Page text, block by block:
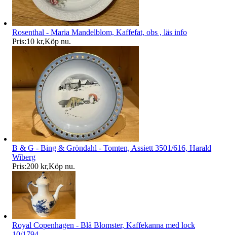
Rosenthal - Maria Mandelblom, Kaffefat, obs , läs info
Pris:10 kr,Köp nu.
B & G - Bing & Gröndahl - Tomten, Assiett 3501/616, Harald
Wiberg
Pris:200 kr,Köp nu.
Royal Copenhagen - Blå Blomster, Kaffekanna med lock